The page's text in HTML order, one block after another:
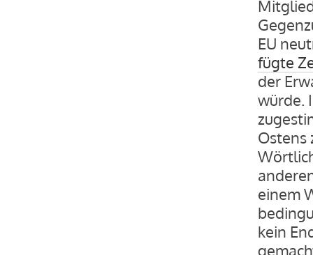
EU
fügte
der
würde.
Ostens
einem
kein